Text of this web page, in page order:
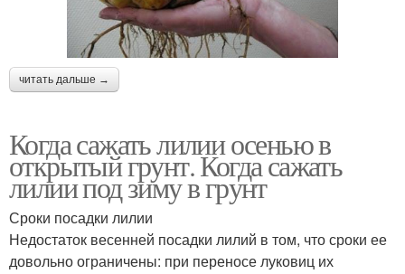
читать дальше →
Когда сажать лилии осенью в
открытый грунт. Когда сажать
лилии под зиму в грунт
Сроки посадки лилии
Недостаток весенней посадки лилий в том, что сроки ее
довольно ограничены: при переносе луковиц их